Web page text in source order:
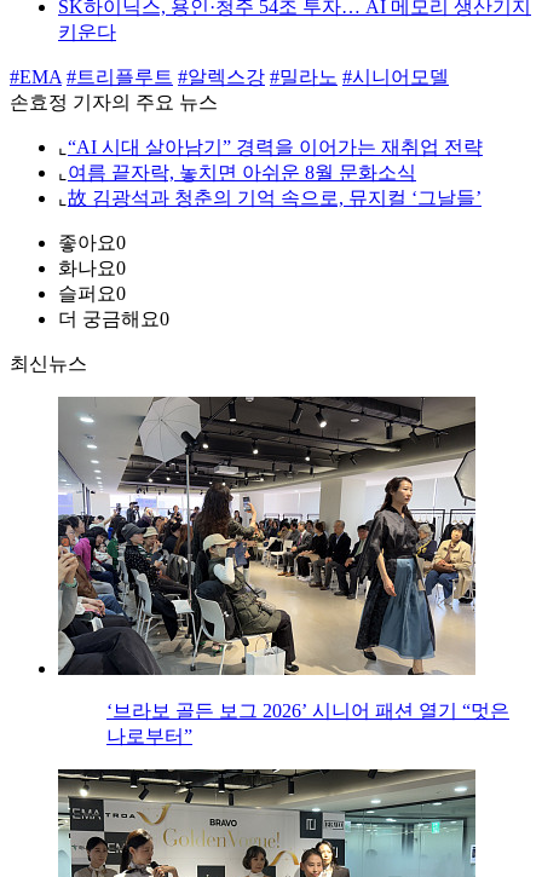
SK하이닉스, 용인·청주 54조 투자… AI 메모리 생산기지
키운다
#EMA #트리플루트 #알렉스강 #밀라노 #시니어모델
손효정 기자의 주요 뉴스
⌞ “AI 시대 살아남기” 경력을 이어가는 재취업 전략
⌞ 여름 끝자락, 놓치면 아쉬운 8월 문화소식
⌞ 故 김광석과 청춘의 기억 속으로, 뮤지컬 ‘그날들’
좋아요0
화나요0
슬퍼요0
더 궁금해요0
최신뉴스
‘브라보 골든 보그 2026’ 시니어 패션 열기 “멋은
나로부터”